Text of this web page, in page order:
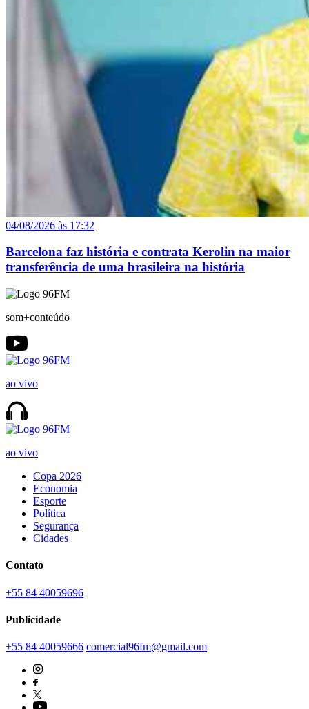
04/08/2026 às 17:32
Barcelona faz história e contrata Kerolin na maior
transferência de uma brasileira na história
som+conteúdo
ao vivo
ao vivo
Copa 2026
Economia
Esporte
Política
Segurança
Cidades
Contato
+55 84 40059696
Publicidade
+55 84 40059666 comercial96fm@gmail.com